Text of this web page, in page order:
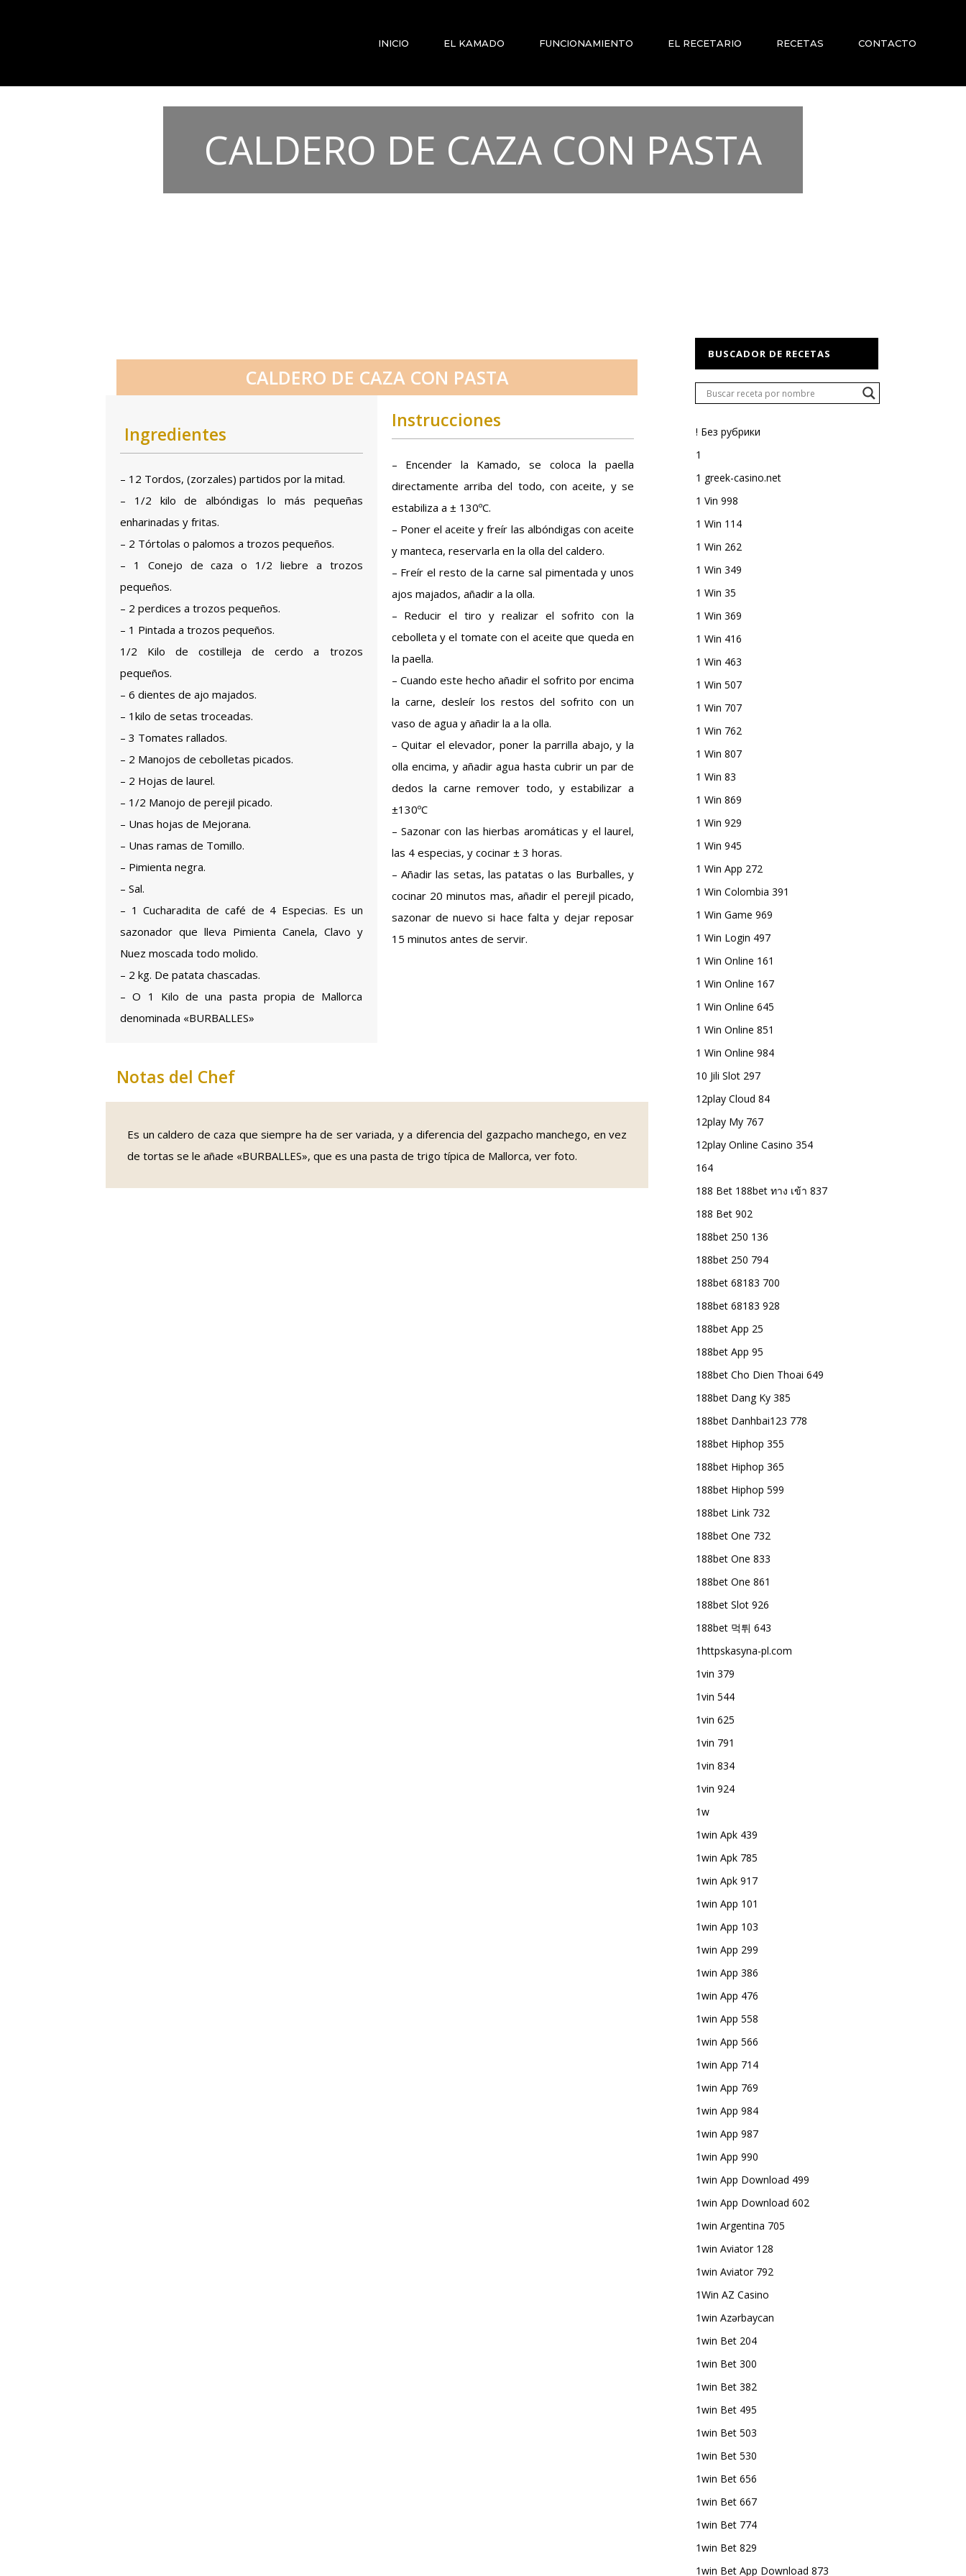
INICIO EL KAMADO FUNCIONAMIENTO EL RECETARIO RECETAS CONTACTO
CALDERO DE CAZA CON PASTA
CALDERO DE CAZA CON PASTA
Ingredientes
– 12 Tordos, (zorzales) partidos por la mitad.
– 1/2 kilo de albóndigas lo más pequeñas
enharinadas y fritas.
– 2 Tórtolas o palomos a trozos pequeños.
– 1 Conejo de caza o 1/2 liebre a trozos
pequeños.
– 2 perdices a trozos pequeños.
– 1 Pintada a trozos pequeños.
1/2 Kilo de costilleja de cerdo a trozos
pequeños.
– 6 dientes de ajo majados.
– 1kilo de setas troceadas.
– 3 Tomates rallados.
– 2 Manojos de cebolletas picados.
– 2 Hojas de laurel.
– 1/2 Manojo de perejil picado.
– Unas hojas de Mejorana.
– Unas ramas de Tomillo.
– Pimienta negra.
– Sal.
– 1 Cucharadita de café de 4 Especias. Es un
sazonador que lleva Pimienta Canela, Clavo y
Nuez moscada todo molido.
– 2 kg. De patata chascadas.
– O 1 Kilo de una pasta propia de Mallorca
denominada «BURBALLES»
Instrucciones
– Encender la Kamado, se coloca la paella
directamente arriba del todo, con aceite, y se
estabiliza a ± 130ºC.
– Poner el aceite y freír las albóndigas con aceite
y manteca, reservarla en la olla del caldero.
– Freír el resto de la carne sal pimentada y unos
ajos majados, añadir a la olla.
– Reducir el tiro y realizar el sofrito con la
cebolleta y el tomate con el aceite que queda en
la paella.
– Cuando este hecho añadir el sofrito por encima
la carne, desleír los restos del sofrito con un
vaso de agua y añadir la a la olla.
– Quitar el elevador, poner la parrilla abajo, y la
olla encima, y añadir agua hasta cubrir un par de
dedos la carne remover todo, y estabilizar a
±130ºC
– Sazonar con las hierbas aromáticas y el laurel,
las 4 especias, y cocinar ± 3 horas.
– Añadir las setas, las patatas o las Burballes, y
cocinar 20 minutos mas, añadir el perejil picado,
sazonar de nuevo si hace falta y dejar reposar
15 minutos antes de servir.
Notas del Chef
Es un caldero de caza que siempre ha de ser variada, y a diferencia del gazpacho manchego, en vez
de tortas se le añade «BURBALLES», que es una pasta de trigo típica de Mallorca, ver foto.
BUSCADOR DE RECETAS
! Без рубрики
1
1 greek-casino.net
1 Vin 998
1 Win 114
1 Win 262
1 Win 349
1 Win 35
1 Win 369
1 Win 416
1 Win 463
1 Win 507
1 Win 707
1 Win 762
1 Win 807
1 Win 83
1 Win 869
1 Win 929
1 Win 945
1 Win App 272
1 Win Colombia 391
1 Win Game 969
1 Win Login 497
1 Win Online 161
1 Win Online 167
1 Win Online 645
1 Win Online 851
1 Win Online 984
10 Jili Slot 297
12play Cloud 84
12play My 767
12play Online Casino 354
164
188 Bet 188bet ทาง เข้า 837
188 Bet 902
188bet 250 136
188bet 250 794
188bet 68183 700
188bet 68183 928
188bet App 25
188bet App 95
188bet Cho Dien Thoai 649
188bet Dang Ky 385
188bet Danhbai123 778
188bet Hiphop 355
188bet Hiphop 365
188bet Hiphop 599
188bet Link 732
188bet One 732
188bet One 833
188bet One 861
188bet Slot 926
188bet 먹튀 643
1httpskasyna-pl.com
1vin 379
1vin 544
1vin 625
1vin 791
1vin 834
1vin 924
1w
1win Apk 439
1win Apk 785
1win Apk 917
1win App 101
1win App 103
1win App 299
1win App 386
1win App 476
1win App 558
1win App 566
1win App 714
1win App 769
1win App 984
1win App 987
1win App 990
1win App Download 499
1win App Download 602
1win Argentina 705
1win Aviator 128
1win Aviator 792
1Win AZ Casino
1win Azərbaycan
1win Bet 204
1win Bet 300
1win Bet 382
1win Bet 495
1win Bet 503
1win Bet 530
1win Bet 656
1win Bet 667
1win Bet 774
1win Bet 829
1win Bet App Download 873